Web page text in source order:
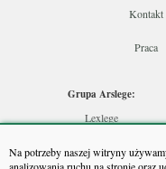
Na potrzeby naszej witryny
Kontakt
Praca
Grupa Arslege:
Lexlege
Skarbowcy